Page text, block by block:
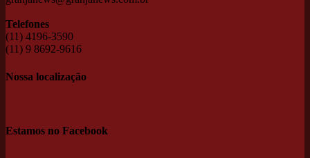
Telefones
(11) 4196-3590
(11) 9 8692-9616
Nossa localização
Estamos no Facebook